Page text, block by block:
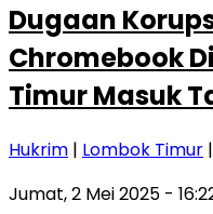
Dugaan
Chromebook
Timur Masuk
Hukrim | Lombok Timur
Jumat, 2 Mei 2025 -